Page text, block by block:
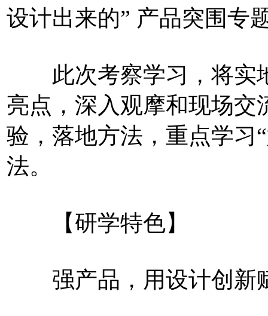
设计出来的” 产品突围专
此次考察学习，将实
亮点，深入观摩和现场交
验，落地方法，重点学习
法。
【研学特色】
强产品，用设计创新